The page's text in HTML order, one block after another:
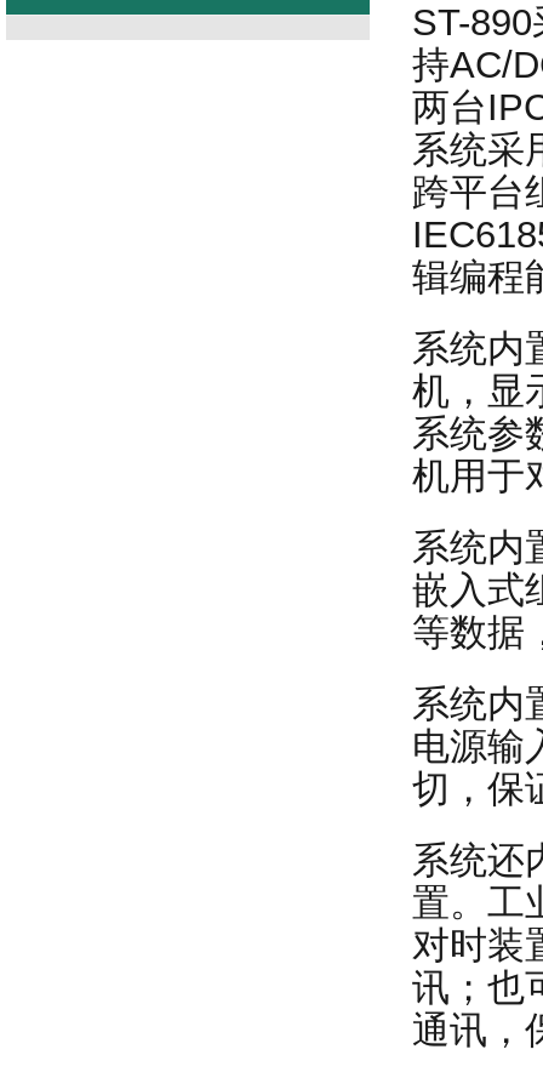
ST-
持AC/
两台
系统采
跨平台
辑编程
系统内
机，显
系统参
机用于
系统内
嵌入式
等数据
系统内
电源输
切，保
系统还
置。工
对时装
讯；也
通讯，